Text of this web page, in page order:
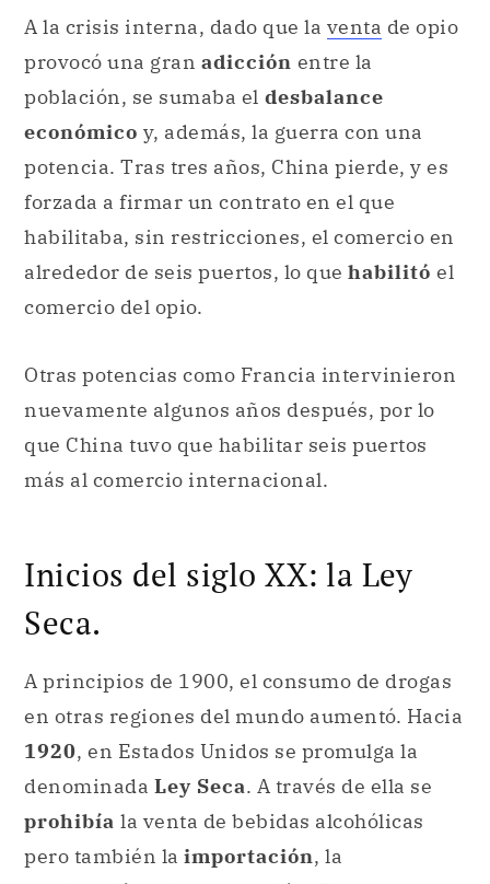
A la crisis interna, dado que la venta de opio
provocó una gran adicción entre la
población, se sumaba el desbalance
económico y, además, la guerra con una
potencia. Tras tres años, China pierde, y es
forzada a firmar un contrato en el que
habilitaba, sin restricciones, el comercio en
alrededor de seis puertos, lo que habilitó el
comercio del opio.
Otras potencias como Francia intervinieron
nuevamente algunos años después, por lo
que China tuvo que habilitar seis puertos
más al comercio internacional.
Inicios del siglo XX: la Ley
Seca.
A principios de 1900, el consumo de drogas
en otras regiones del mundo aumentó. Hacia
1920, en Estados Unidos se promulga la
denominada Ley Seca. A través de ella se
prohibía la venta de bebidas alcohólicas
pero también la importación, la